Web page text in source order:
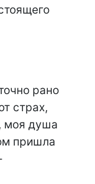
рано
страх,
моя душа
пришла